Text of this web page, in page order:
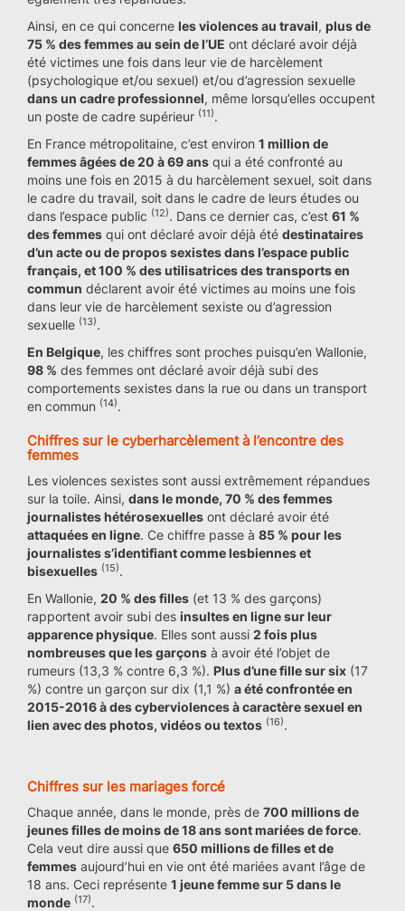
Ainsi, en ce qui concerne les violences au travail, plus de
75 % des femmes au sein de l’UE ont déclaré avoir déjà
été victimes une fois dans leur vie de harcèlement
(psychologique et/ou sexuel) et/ou d’agression sexuelle
dans un cadre professionnel, même lorsqu’elles occupent
un poste de cadre supérieur (11).
En France métropolitaine, c’est environ 1 million de
femmes âgées de 20 à 69 ans qui a été confronté au
moins une fois en 2015 à du harcèlement sexuel, soit dans
le cadre du travail, soit dans le cadre de leurs études ou
dans l’espace public (12). Dans ce dernier cas, c’est 61 %
des femmes qui ont déclaré avoir déjà été destinataires
d’un acte ou de propos sexistes dans l’espace public
français, et 100 % des utilisatrices des transports en
commun déclarent avoir été victimes au moins une fois
dans leur vie de harcèlement sexiste ou d’agression
sexuelle (13).
En Belgique, les chiffres sont proches puisqu’en Wallonie,
98 % des femmes ont déclaré avoir déjà subi des
comportements sexistes dans la rue ou dans un transport
en commun (14).
Chiffres sur le cyberharcèlement à l’encontre des
femmes
Les violences sexistes sont aussi extrêmement répandues
sur la toile. Ainsi, dans le monde, 70 % des femmes
journalistes hétérosexuelles ont déclaré avoir été
attaquées en ligne. Ce chiffre passe à 85 % pour les
journalistes s’identifiant comme lesbiennes et
bisexuelles (15).
En Wallonie, 20 % des filles (et 13 % des garçons)
rapportent avoir subi des insultes en ligne sur leur
apparence physique. Elles sont aussi 2 fois plus
nombreuses que les garçons à avoir été l’objet de
rumeurs (13,3 % contre 6,3 %). Plus d’une fille sur six (17
%) contre un garçon sur dix (1,1 %) a été confrontée en
2015-2016 à des cyberviolences à caractère sexuel en
lien avec des photos, vidéos ou textos (16).
Chiffres sur les mariages forcé
Chaque année, dans le monde, près de 700 millions de
jeunes filles de moins de 18 ans sont mariées de force.
Cela veut dire aussi que 650 millions de filles et de
femmes aujourd’hui en vie ont été mariées avant l’âge de
18 ans. Ceci représente 1 jeune femme sur 5 dans le
monde (17).